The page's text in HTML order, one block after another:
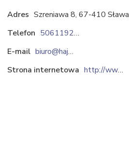
Adres Szreniawa 8, 67-410 Sława
Telefon
506119299
E-mail
biuro@hajdukwarzywa.pl
Strona internetowa
http://www.hajdukwarzywa.pl